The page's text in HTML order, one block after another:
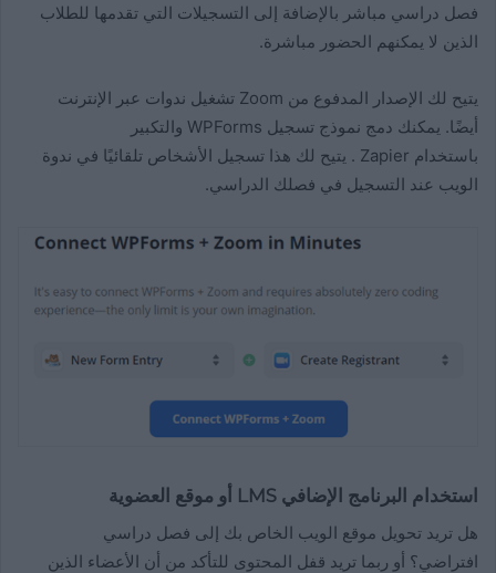
فصل دراسي مباشر بالإضافة إلى التسجيلات التي تقدمها للطلاب
الذين لا يمكنهم الحضور مباشرة.
يتيح لك الإصدار المدفوع من Zoom تشغيل ندوات عبر الإنترنت
أيضًا. يمكنك دمج نموذج تسجيل WPForms والتكبير
باستخدام Zapier . يتيح لك هذا تسجيل الأشخاص تلقائيًا في ندوة
الويب عند التسجيل في فصلك الدراسي.
استخدام البرنامج الإضافي LMS أو موقع العضوية
هل تريد تحويل موقع الويب الخاص بك إلى فصل دراسي
افتراضي؟ أو ربما تريد قفل المحتوى للتأكد من أن الأعضاء الذين